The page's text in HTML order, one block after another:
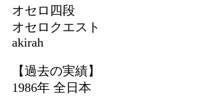
オセロ四段
オセロクエスト
akirah
【過去の実績】
1986年 全日本